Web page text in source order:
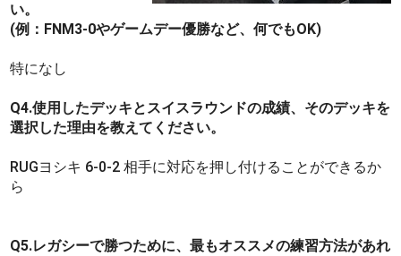
い。
(例：FNM3-0やゲームデー優勝など、何でもOK)
特になし
Q4.使用したデッキとスイスラウンドの成績、そのデッキを
選択した理由を教えてください。
RUGヨシキ 6-0-2 相手に対応を押し付けることができるか
ら
Q5.レガシーで勝つために、最もオススメの練習方法があれ